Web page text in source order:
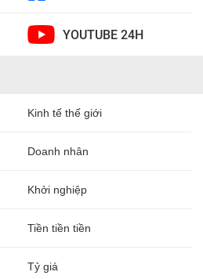
YOUTUBE 24H
Kinh tế thế giới
Doanh nhân
Khởi nghiệp
Tiền tiền tiền
Tỷ giá